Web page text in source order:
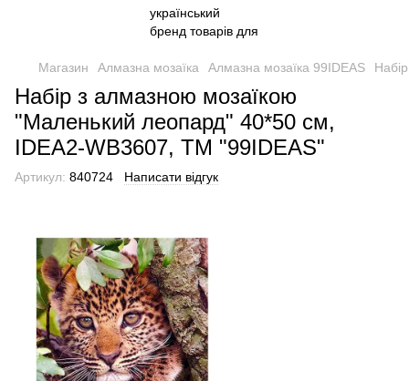
Магазин Алмазна мозаїка Алмазна мозаїка 99IDEAS
Набір з алмазною мозаїкою
"Маленький леопард" 40*50 см,
IDEA2-WB3607, ТМ "99IDEAS"
Артикул: 840724 Написати відгук